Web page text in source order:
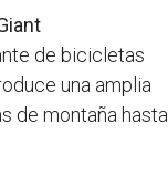
de bicicletas
una amplia
de montaña hasta